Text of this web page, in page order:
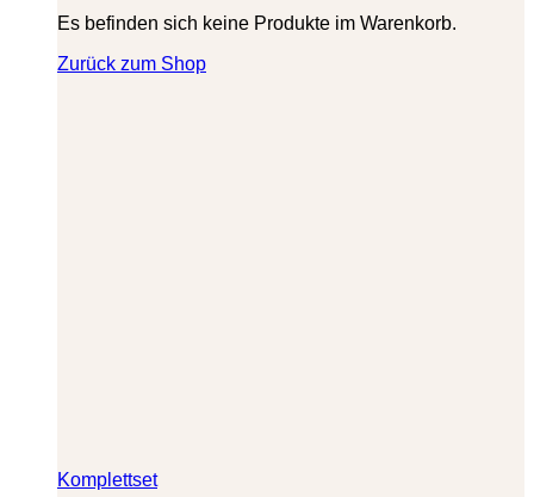
Es befinden sich keine Produkte im Warenkorb.
Zurück zum Shop
Komplettset